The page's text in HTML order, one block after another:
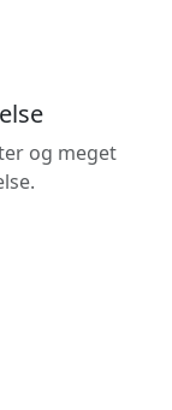
og meget